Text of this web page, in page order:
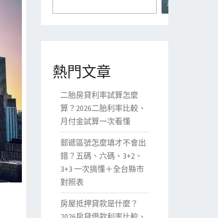
尋
熱門文章
二胎房貸利率試算怎麼
算？2026二胎利率比較、
月付金試算一次看懂
郵遞區號怎麼填才不會出
錯？五碼、六碼、3+2、
3+3 一次搞懂＋全台縣市
對照表
房屋抵押貸款是什麼？